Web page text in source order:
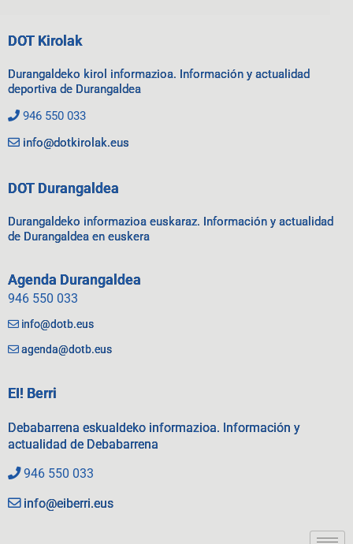
DOT Kirolak
Durangaldeko kirol informazioa. Información y actualidad
deportiva de Durangaldea
946 550 033
info@dotkirolak.eus
DOT Durangaldea
Durangaldeko informazioa euskaraz. Información y actualidad
de Durangaldea en euskera
Agenda Durangaldea
946 550 033
info@dotb.eus
agenda@dotb.eus
EI! Berri
Debabarrena eskualdeko informazioa. Información y
actualidad de Debabarrena
946 550 033
info@eiberri.eus